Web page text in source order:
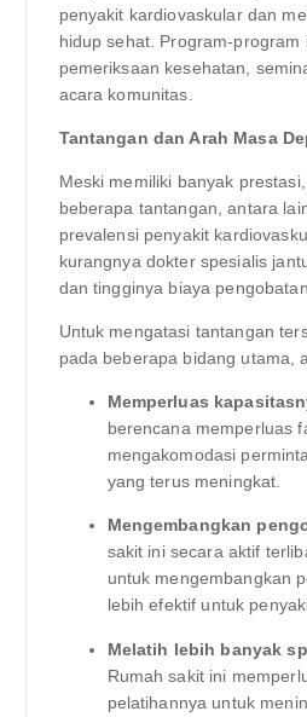
penyakit kardiovaskular dan
hidup sehat. Program-program
pemeriksaan kesehatan,
acara komunitas.
Tantangan dan Arah Masa
Meski memiliki banyak
beberapa tantangan, antara
prevalensi penyakit
kurangnya dokter spesialis
dan tingginya biaya
Untuk mengatasi tantangan
pada beberapa bidang utama,
Memperluas
berencana memperluas
mengakomodasi
yang terus meningkat.
Mengembangkan
sakit ini secara aktif
untuk mengembangkan
lebih efektif untuk
Melatih lebih banyak
Rumah sakit ini
pelatihannya untuk